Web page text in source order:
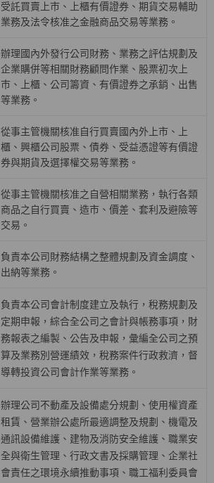
受託買賣上巿、上櫃有價證券、期貨交易輔助
業務及法令核准之金融商品交易等業務。
辦理國內外發行公司財務、業務之評估規劃及
企業購併等相關財務顧問作業、股票初次上
巿、上櫃、公司籌資、有價證券之承銷、出售
等業務。
從事主管機關核准自行買賣國內外上市、上
櫃、興櫃公司股票、債券、受益憑證等有價證
券與期貨及選擇權交易等業務。
從事主管機關核准之自營相關業務，執行各類
商品之自行買賣、造市、價差、套利及避險等
交易。
負責本公司財務結構之整體規劃及資金調度、
出納等業務。
負責本公司會計制度建立及執行，稅務規劃及
定期申報，綜合全公司之會計與帳務事項，財
務報表之編製、公告及申報，彙編全公司之預
算及業務別營運績效，稅務案件行政救濟，督
導轉投資公司會計作業等業務。
辦理公司不動產及設備處分規劃、使用權資產
租賃、營業辦公處所最適調整及規劃、機電及
通訊設備維護、建物及消防安全維護、職業安
全與衛生管理、行政文書及採購管理、企業社
會責任之環境永續推動事項、職工福利委員會